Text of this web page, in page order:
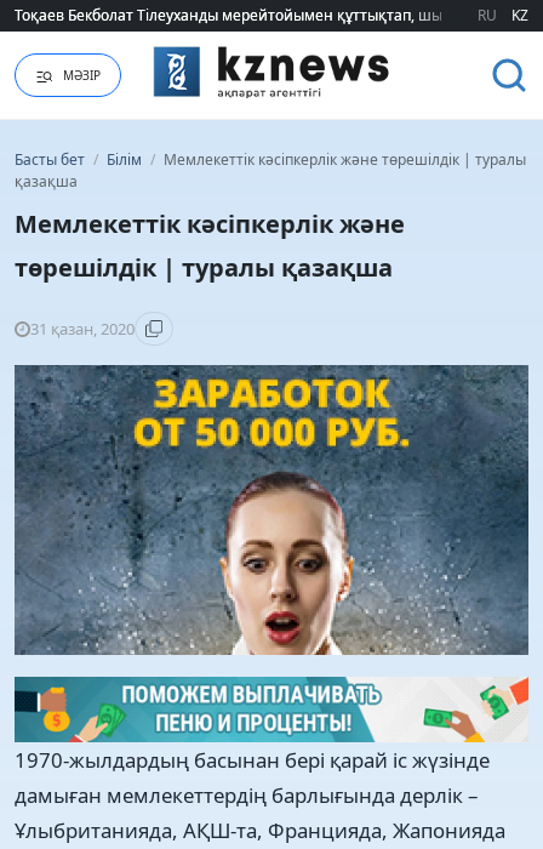
Тоқаев Бекболат Тілеуханды мерейтойымен құттықтап, шығармашылық
Тоқаев Бекболат Тілеуханды мерейтойымен құттықтап, шығармашылық
RU KZ
МӘЗІР
Басты бет / Білім / Мемлекеттік кəсіпкерлік жəне төрешілдік | туралы
қазақша
Мемлекеттік кəсіпкерлік жəне
төрешілдік | туралы қазақша
31 қазан, 2020
1970-жылдардың басынан бері қарай іс жүзінде
дамыған мемлекеттердің барлығында дерлік –
Ұлыбританияда, АҚШ-та, Францияда, Жапонияда